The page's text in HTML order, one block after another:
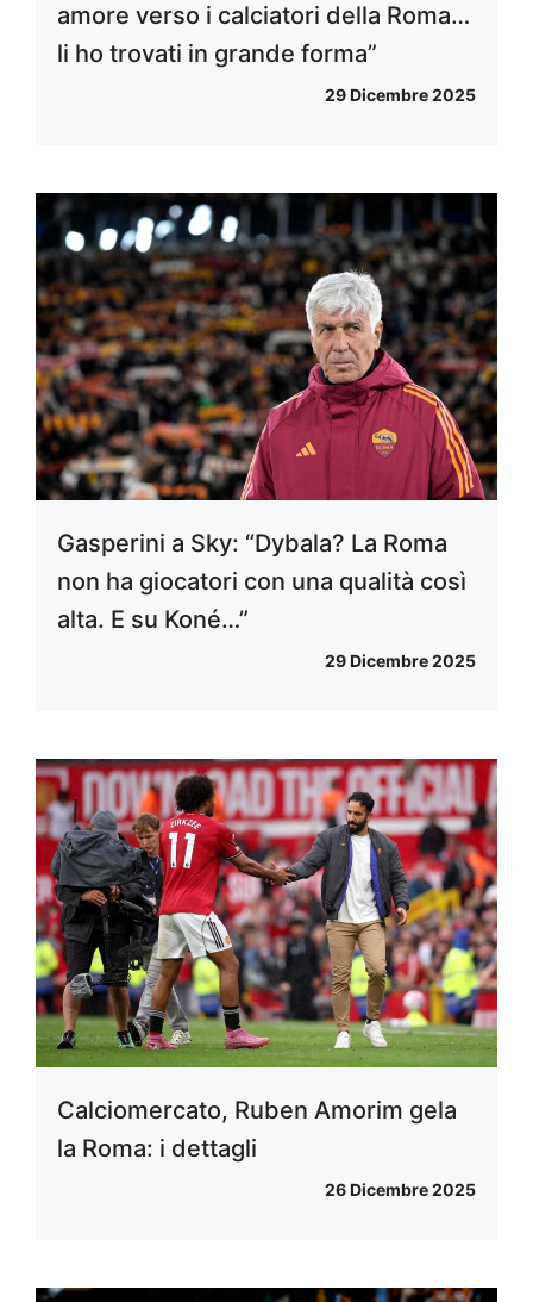
amore verso i calciatori della Roma…
li ho trovati in grande forma”
29 Dicembre 2025
Gasperini a Sky: “Dybala? La Roma
non ha giocatori con una qualità così
alta. E su Koné…”
29 Dicembre 2025
Calciomercato, Ruben Amorim gela
la Roma: i dettagli
26 Dicembre 2025